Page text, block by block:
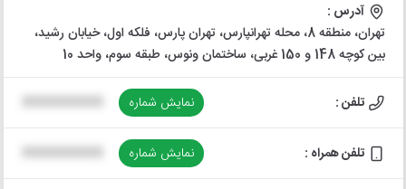
آدرس :
تهران، منطقه 8، محله تهرانپارس، تهران پارس، فلکه اول، خیابان رشید،
بین کوچه 148 و 150 غربی، ساختمان ونوس، طبقه سوم، واحد 10
تلفن : نمایش شماره
تلفن همراه : نمایش شماره